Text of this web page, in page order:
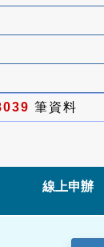
筆資料
線上申辦